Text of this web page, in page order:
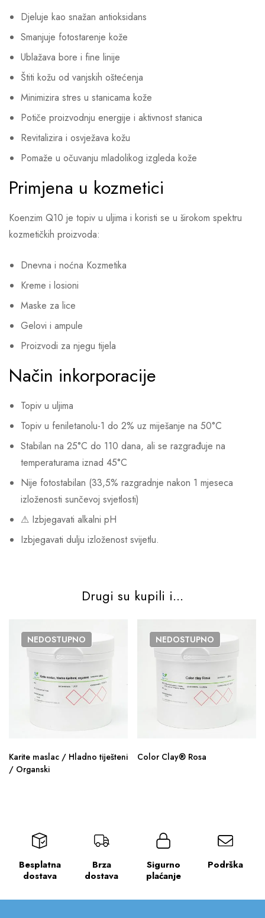
Djeluje kao snažan antioksidans
Smanjuje fotostarenje kože
Ublažava bore i fine linije
Štiti kožu od vanjskih oštećenja
Minimizira stres u stanicama kože
Potiče proizvodnju energije i aktivnost stanica
Revitalizira i osvježava kožu
Pomaže u očuvanju mladolikog izgleda kože
Primjena u kozmetici
Koenzim Q10 je topiv u uljima i koristi se u širokom spektru
kozmetičkih proizvoda:
Dnevna i noćna Kozmetika
Kreme i losioni
Maske za lice
Gelovi i ampule
Proizvodi za njegu tijela
Način inkorporacije
Topiv u uljima
Topiv u feniletanolu-1 do 2% uz miješanje na 50°C
Stabilan na 25°C do 110 dana, ali se razgrađuje na
temperaturama iznad 45°C
Nije fotostabilan (33,5% razgradnje nakon 1 mjeseca
izloženosti sunčevoj svjetlosti)
⚠ Izbjegavati alkalni pH
Izbjegavati dulju izloženost svijetlu.
Drugi su kupili i...
NEDOSTUPNO
Karite maslac / Hladno tiješteni
/ Organski
NEDOSTUPNO
Color Clay® Rosa
Besplatna
dostava
Brza
dostava
Sigurno
plaćanje
Podrška